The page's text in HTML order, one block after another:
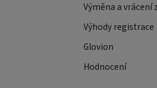
Výměna a vrácení
Výhody registrace
Glovion
Hodnocení